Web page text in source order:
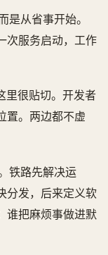
从省事开始。
次服务启动，工作
里很贴切。开发者
置。两边都不虚
铁路先解决运
分发，后来定义软
谁把麻烦事做进默